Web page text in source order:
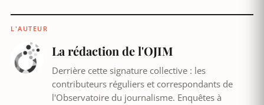
L'AUTEUR
La rédaction de l'OJIM
Derrière cette signature collective : les
contributeurs réguliers et correspondants de
l'Observatoire du journalisme. Enquêtes à